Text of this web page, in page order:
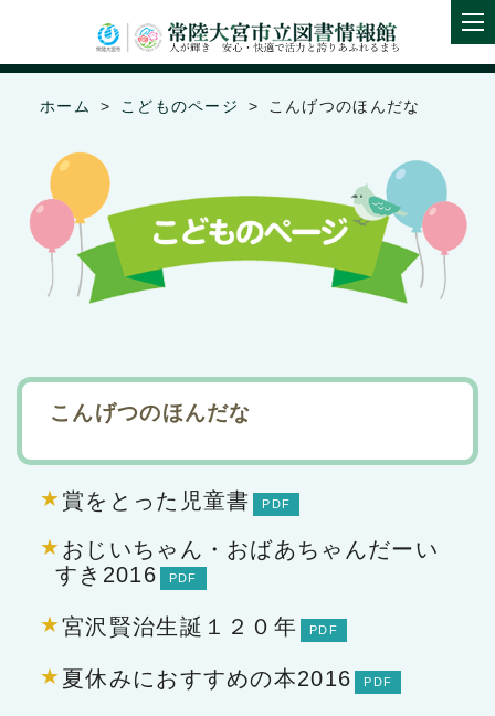
ホーム こどものページ こんげつのほんだな
こんげつのほんだな
賞をとった児童書
おじいちゃん・おばあちゃんだーい
すき2016
宮沢賢治生誕１２０年
夏休みにおすすめの本2016